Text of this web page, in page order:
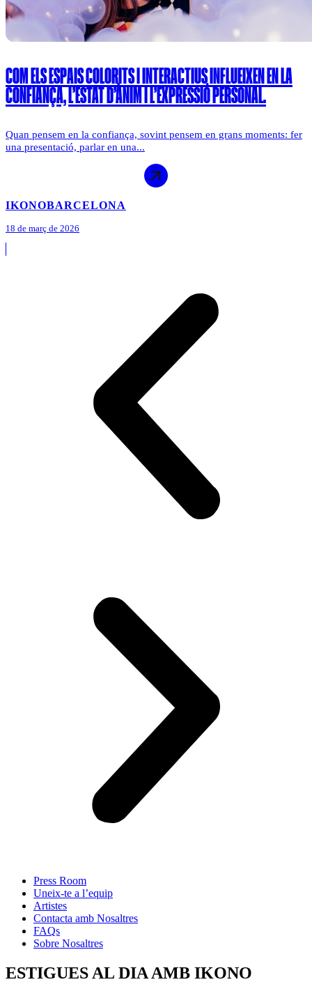
COM ELS ESPAIS COLORITS I INTERACTIUS INFLUEIXEN EN LA
CONFIANÇA, L’ESTAT D’ÀNIM I L’EXPRESSIÓ PERSONAL.
Quan pensem en la confiança, sovint pensem en grans moments: fer
una presentació, parlar en una...
IKONOBARCELONA
18 de març de 2026
Press Room
Uneix-te a l’equip
Artistes
Contacta amb Nosaltres
FAQs
Sobre Nosaltres
ESTIGUES AL DIA AMB IKONO